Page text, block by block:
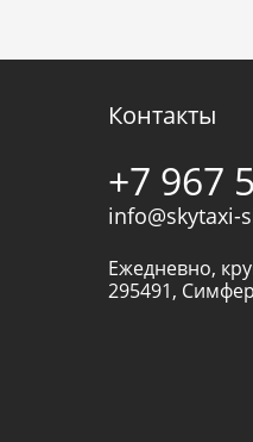
Контакты
+7 967
Ежедневно,
295491,